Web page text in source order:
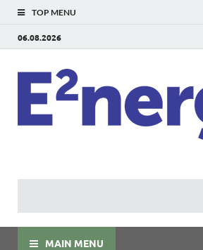
TOP MENU
06.08.2026
MAIN MENU